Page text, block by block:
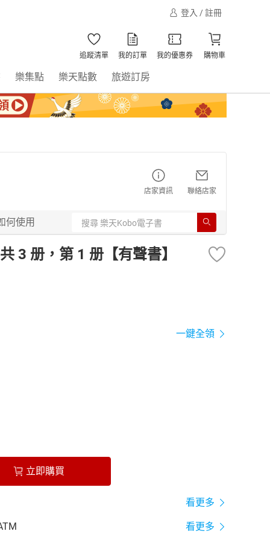
登入 / 註冊
追蹤清單 我的訂單 我的優惠券 購物車
樂集點 樂天點數 旅遊訂房
店家資訊 聯絡店家
何使用
3 册，第 1 册【有聲書】
一鍵全領
立即購買
看更多
看更多